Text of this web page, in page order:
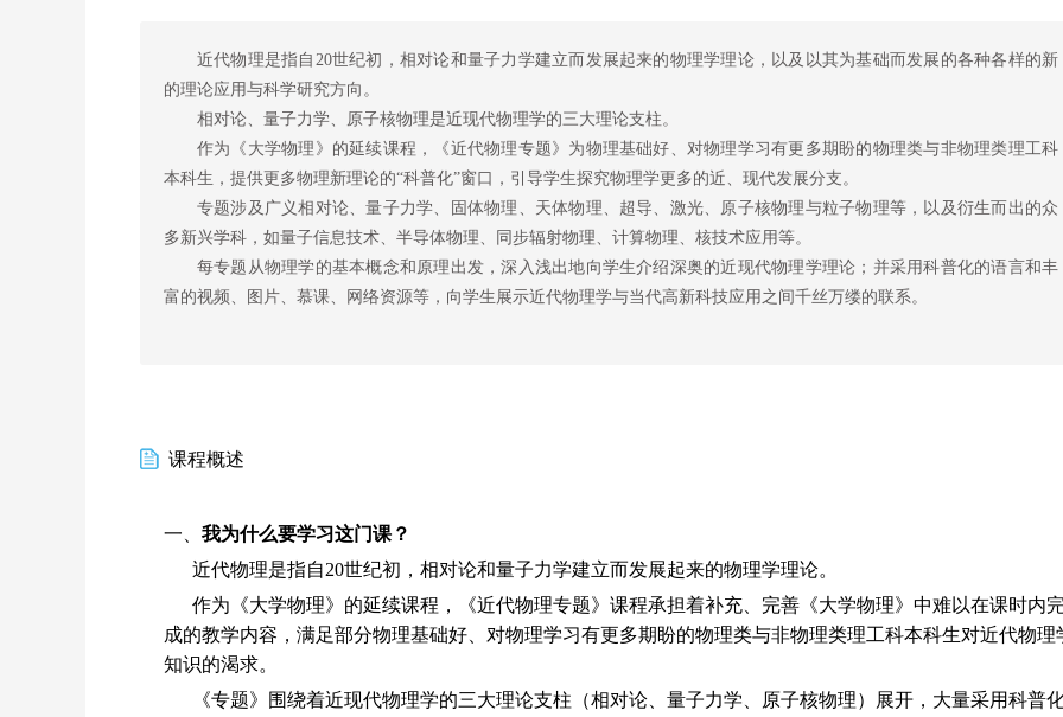
近代物理是指自20世纪初，相对论和量子力学建立而发展起来的物理学理论，以及以其为基础而发展的各种各样的新
的理论应用与科学研究方向。
相对论、量子力学、原子核物理是近现代物理学的三大理论支柱。
作为《大学物理》的延续课程，《近代物理专题》为物理基础好、对物理学习有更多期盼的物理类与非物理类理工科
本科生，提供更多物理新理论的“科普化”窗口，引导学生探究物理学更多的近、现代发展分支。
专题涉及广义相对论、量子力学、固体物理、天体物理、超导、激光、原子核物理与粒子物理等，以及衍生而出的众
多新兴学科，如量子信息技术、半导体物理、同步辐射物理、计算物理、核技术应用等。
每专题从物理学的基本概念和原理出发，深入浅出地向学生介绍深奥的近现代物理学理论；并采用科普化的语言和丰
富的视频、图片、慕课、网络资源等，向学生展示近代物理学与当代高新科技应用之间千丝万缕的联系。
课程概述
一、 我为什么要学习这门课？
近代物理是指自20世纪初，相对论和量子力学建立而发展起来的物理学理论。
作为《大学物理》的延续课程，《近代物理专题》课程承担着补充、完善《大学物理》中难以在课时内
成的教学内容，满足部分物理基础好、对物理学习有更多期盼的物理类与非物理类理工科本科生对近代物理
知识的渴求。
《专题》围绕着近现代物理学的三大理论支柱（相对论、量子力学、原子核物理）展开，大量采用科普